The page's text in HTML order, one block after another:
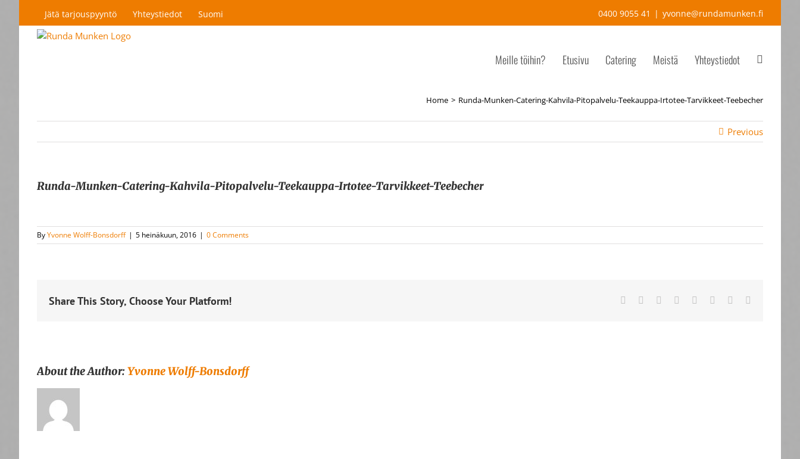
Jätä tarjouspyyntö Yhteystiedot Suomi 0400 9055 41 | yvonne@rundamunken.fi
Meille töihin? Etusivu Catering Meistä Yhteystiedot
Home Runda-Munken-Catering-Kahvila-Pitopalvelu-Teekauppa-Irtotee-Tarvikkeet-Teebecher
Previous
Runda-Munken-Catering-Kahvila-Pitopalvelu-Teekauppa-Irtotee-Tarvikkeet-Teebecher
ByYvonne Wolff-Bonsdorff | 5 heinäkuun, 2016 | 0 Comments
Share This Story, Choose Your Platform! Facebook Reddit LinkedIn
TumblrPinterest
About the Author:Yvonne Wolff-Bonsdorff